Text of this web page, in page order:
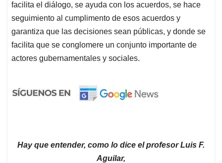
facilita el diálogo, se ayuda con los acuerdos, se hace
seguimiento al cumplimento de esos acuerdos y
garantiza que las decisiones sean públicas, y donde se
facilita que se conglomere un conjunto importante de
actores gubernamentales y sociales.
Hay que entender, como lo dice el profesor Luis F.
Aguilar,